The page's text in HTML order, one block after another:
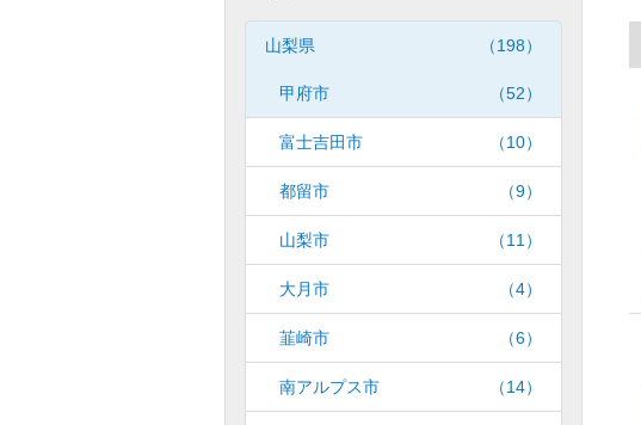
山梨県 （198）
甲府市 （52）
富士吉田市 （10）
都留市 （9）
山梨市 （11）
大月市 （4）
韮崎市 （6）
南アルプス市 （14）